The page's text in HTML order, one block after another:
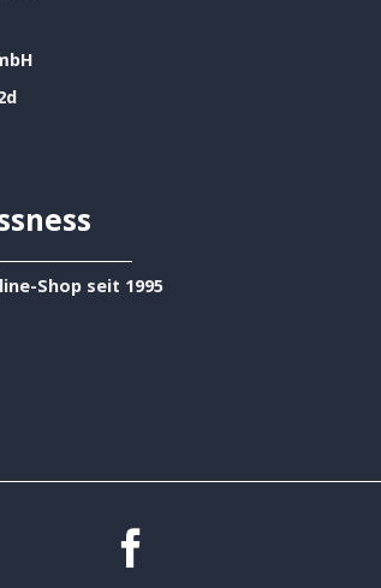
Shop seit 1995